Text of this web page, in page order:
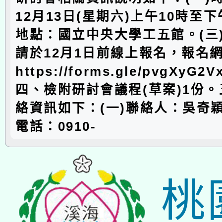
12月13日(星期六)上午10時至
地點：國立中央大學工五館。(
請於12月1日前線上報名，報名
https://forms.gle/
四、檢附研討會議程(草案)1份
絡資訊如下：(一)聯絡人：吳奇
電話：0910-
桃